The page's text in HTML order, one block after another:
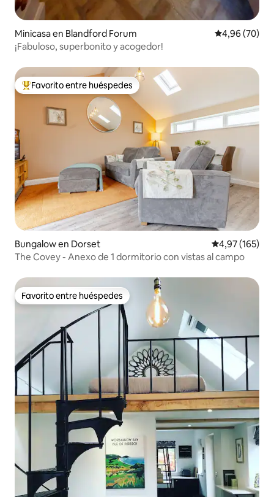
Minicasa en Blandford Forum Calificación
4,96 (70)
¡Fabuloso, superbonito y acogedor!
Favorito entre los huéspedes más destacados
Favorito entre huéspedes
Bungalow en Dorset Calificación
4,97 (165)
The Covey - Anexo de 1 dormitorio con vistas al campo
Favorito entre huéspedes
Favorito entre huéspedes